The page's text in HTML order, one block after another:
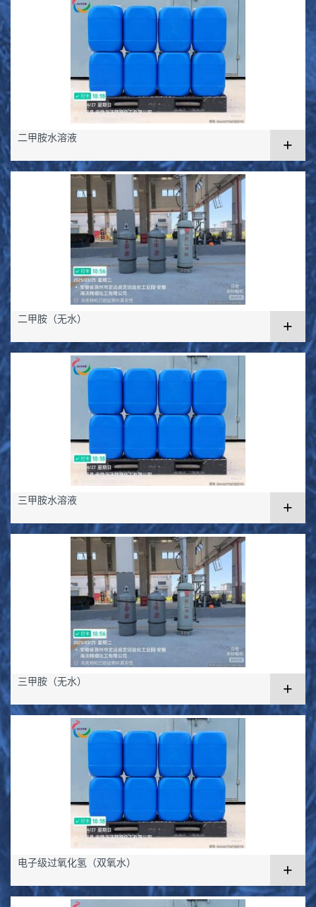
二甲胺水溶液 +
二甲胺（无水） +
三甲胺水溶液 +
三甲胺（无水） +
电子级过氧化氢（双氧水） +